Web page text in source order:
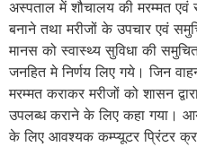
अस्पताल में शौचालय की मरम्मत
बनाने तथा मरीजों के उपचार एवं
मानस को स्वास्थ्य सुविधा की
जनहित मे निर्णय लिए गये। जिन
मरम्मत कराकर मरीजों को शासन
उपलब्ध कराने के लिए कहा गया।
के लिए आवश्यक कम्प्यूटर प्रिंटर